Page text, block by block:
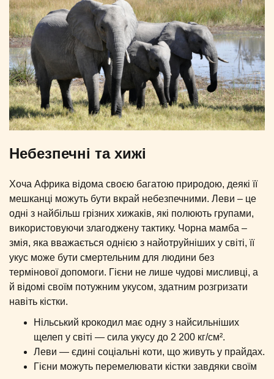
Небезпечні та хижі
Хоча Африка відома своєю багатою природою, деякі її
мешканці можуть бути вкрай небезпечними. Леви – це
одні з найбільш грізних хижаків, які полюють групами,
використовуючи злагоджену тактику. Чорна мамба –
змія, яка вважається однією з найотруйніших у світі, її
укус може бути смертельним для людини без
термінової допомоги. Гієни не лише чудові мисливці, а
й відомі своїм потужним укусом, здатним розгризати
навіть кістки.
Нільський крокодил має одну з найсильніших
щелеп у світі — сила укусу до 2 200 кг/см².
Леви — єдині соціальні коти, що живуть у прайдах.
Гієни можуть перемелювати кістки завдяки своїм